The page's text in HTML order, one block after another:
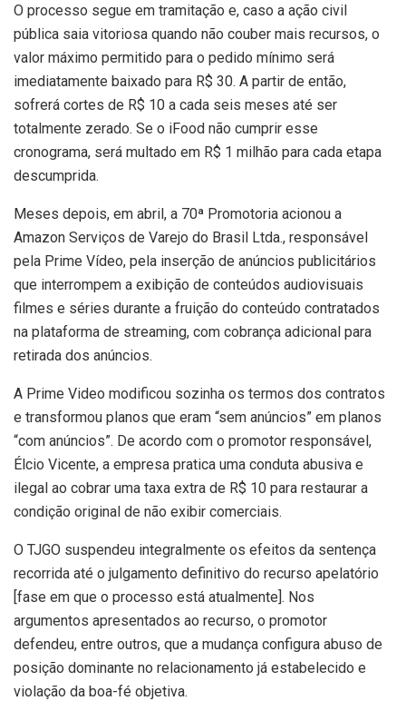
O processo segue em tramitação e, caso a ação civil
pública saia vitoriosa quando não couber mais recursos, o
valor máximo permitido para o pedido mínimo será
imediatamente baixado para R$ 30. A partir de então,
sofrerá cortes de R$ 10 a cada seis meses até ser
totalmente zerado. Se o iFood não cumprir esse
cronograma, será multado em R$ 1 milhão para cada etapa
descumprida.
Meses depois, em abril, a 70ª Promotoria acionou a
Amazon Serviços de Varejo do Brasil Ltda., responsável
pela Prime Vídeo, pela inserção de anúncios publicitários
que interrompem a exibição de conteúdos audiovisuais
filmes e séries durante a fruição do conteúdo contratados
na plataforma de streaming, com cobrança adicional para
retirada dos anúncios.
A Prime Video modificou sozinha os termos dos contratos
e transformou planos que eram “sem anúncios” em planos
“com anúncios”. De acordo com o promotor responsável,
Élcio Vicente, a empresa pratica uma conduta abusiva e
ilegal ao cobrar uma taxa extra de R$ 10 para restaurar a
condição original de não exibir comerciais.
O TJGO suspendeu integralmente os efeitos da sentença
recorrida até o julgamento definitivo do recurso apelatório
[fase em que o processo está atualmente]. Nos
argumentos apresentados ao recurso, o promotor
defendeu, entre outros, que a mudança configura abuso de
posição dominante no relacionamento já estabelecido e
violação da boa-fé objetiva.